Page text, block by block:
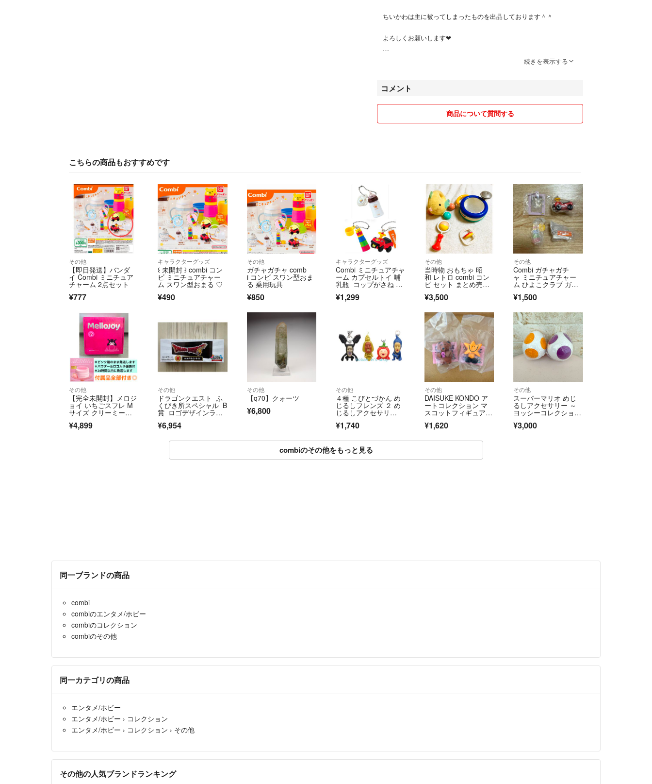
ちいかわは主に被ってしまったものを出品しております＾＾
よろしくお願いします❤︎
続きを表示する
コメント
商品について質問する
こちらの商品もおすすめです
その他
【即日発送】バンダ
イ Combi ミニチュア
チャーム 2点セット
¥777
キャラクターグッズ
꒰ 未開封 ꒱ combi コン
ビ ミニチュアチャー
ム スワン型おまる ♡
¥490
その他
ガチャガチャ comb
i コンビ スワン型おま
る 乗用玩具
¥850
キャラクターグッズ
Combi ミニチュアチャ
ーム カプセルトイ 哺
乳瓶 コップがさね 乗
用玩具
¥1,299
その他
当時物 おもちゃ 昭
和 レトロ combi コン
ビ セット まとめ売
り 入手困難
¥3,500
その他
Combi ガチャガチ
ャ ミニチュアチャー
ム ひよこクラブ ガチ
ャ 4点セット
¥1,500
その他
【完全未開封】メロジ
ョイ いちごスフレ M
サイズ クリーミーク
¥4,899
その他
ドラゴンクエスト ふ
くびき所スペシャル B
賞 ロゴデザインライ
¥6,954
その他
【q70】クォーツ
¥6,800
その他
４種 こびとづかん め
じるしフレンズ ２ め
じるしアクセサリ
ガチャ
¥1,740
その他
DAISUKE KONDO ア
ートコレクション マ
スコットフィギュア
oshi kuma 星 くま セ
¥1,620
その他
スーパーマリオ めじ
るしアクセサリー ～
ヨッシーコレクション
¥3,000
combiのその他をもっと見る
同一ブランドの商品
combi
combiのエンタメ/ホビー
combiのコレクション
combiのその他
同一カテゴリの商品
エンタメ/ホビー
エンタメ/ホビー › コレクション
エンタメ/ホビー › コレクション › その他
その他の人気ブランドランキング